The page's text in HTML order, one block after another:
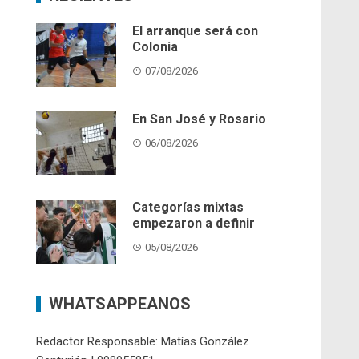
El arranque será con
Colonia
07/08/2026
En San José y Rosario
06/08/2026
Categorías mixtas
empezaron a definir
05/08/2026
WHATSAPPEANOS
Redactor Responsable: Matías González